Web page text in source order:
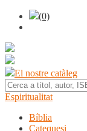
(0)
El nostre catàleg
Espiritualitat
Bíblia
Catequesi